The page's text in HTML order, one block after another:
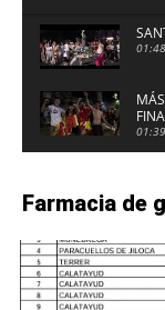
01:48
01:39
Farmacia de